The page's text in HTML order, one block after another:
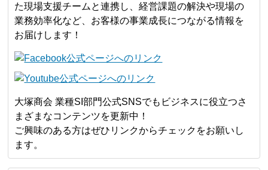
た現場支援チームと連携し、経営課題の解決や現場の
業務効率化など、お客様の事業成長につながる情報を
お届けします！
大塚商会 業種SI部門公式SNSでもビジネスに役立つさ
まざまなコンテンツを更新中！
ご興味のある方はぜひリンクからチェックをお願いし
ます。